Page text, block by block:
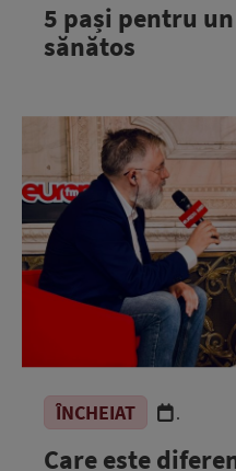
5 pași pentru
sănătos
ÎNCHEIAT .
Care este